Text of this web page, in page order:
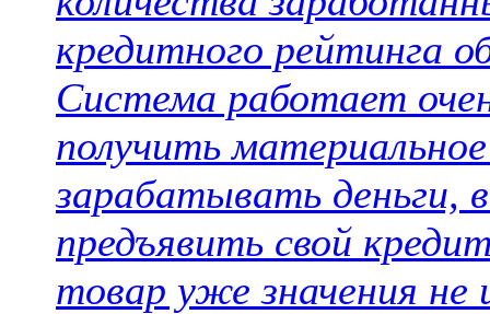
кредитного рейтинга
Система работает
получить
зарабатывать деньги,
предъявить свой
товар уже значения не